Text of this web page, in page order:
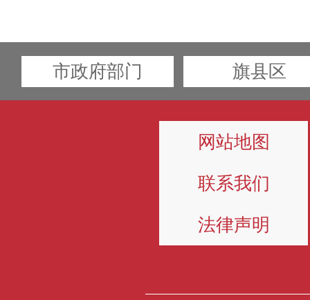
市政府部门 旗县区
网站地图
联系我们
法律声明